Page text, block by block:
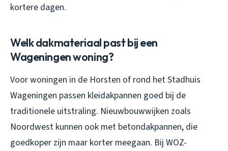
kortere dagen.
Welk dakmateriaal past bij een
Wageningen woning?
Voor woningen in de Horsten of rond het Stadhuis
Wageningen passen kleidakpannen goed bij de
traditionele uitstraling. Nieuwbouwwijken zoals
Noordwest kunnen ook met betondakpannen, die
goedkoper zijn maar korter meegaan. Bij WOZ-